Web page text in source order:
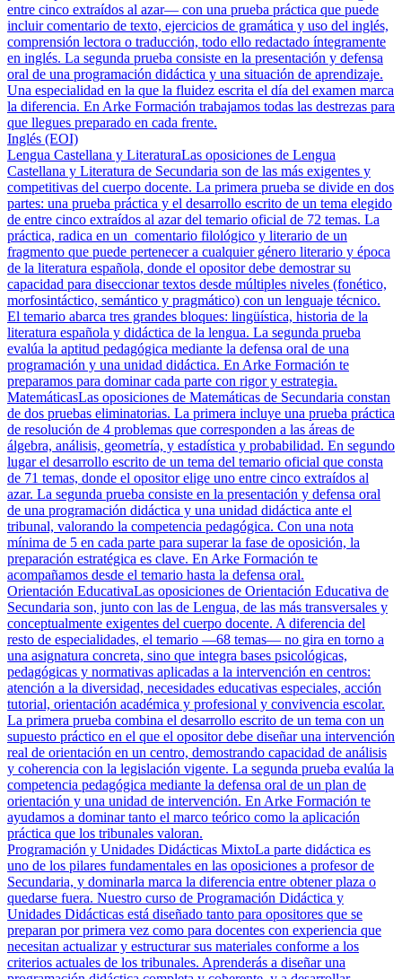
entre cinco extraídos al azar— con una prueba práctica que puede
incluir comentario de texto, ejercicios de gramática y uso del inglés,
comprensión lectora o traducción, todo ello redactado íntegramente
en inglés. La segunda prueba consiste en la presentación y defensa
oral de una programación didáctica y una situación de aprendizaje.
Una especialidad en la que la fluidez escrita el día del examen marca
la diferencia. En Arke Formación trabajamos todas las destrezas para
que llegues preparado en cada frente.
Inglés (EOI)
Lengua Castellana y LiteraturaLas oposiciones de Lengua
Castellana y Literatura de Secundaria son de las más exigentes y
competitivas del cuerpo docente. La primera prueba se divide en dos
partes: una prueba práctica y el desarrollo escrito de un tema elegido
de entre cinco extraídos al azar del temario oficial de 72 temas. La
práctica, radica en un comentario filológico y literario de un
fragmento que puede pertenecer a cualquier género literario y época
de la literatura española, donde el opositor debe demostrar su
capacidad para diseccionar textos desde múltiples niveles (fonético,
morfosintáctico, semántico y pragmático) con un lenguaje técnico.
El temario abarca tres grandes bloques: lingüística, historia de la
literatura española y didáctica de la lengua. La segunda prueba
evalúa la aptitud pedagógica mediante la defensa oral de una
programación y una unidad didáctica. En Arke Formación te
preparamos para dominar cada parte con rigor y estrategia.
MatemáticasLas oposiciones de Matemáticas de Secundaria constan
de dos pruebas eliminatorias. La primera incluye una prueba práctica
de resolución de 4 problemas que corresponden a las áreas de
álgebra, análisis, geometría, y estadística y probabilidad. En segundo
lugar el desarrollo escrito de un tema del temario oficial que consta
de 71 temas, donde el opositor elige uno entre cinco extraídos al
azar. La segunda prueba consiste en la presentación y defensa oral
de una programación didáctica y una unidad didáctica ante el
tribunal, valorando la competencia pedagógica. Con una nota
mínima de 5 en cada parte para superar la fase de oposición, la
preparación estratégica es clave. En Arke Formación te
acompañamos desde el temario hasta la defensa oral.
Orientación EducativaLas oposiciones de Orientación Educativa de
Secundaria son, junto con las de Lengua, de las más transversales y
conceptualmente exigentes del cuerpo docente. A diferencia del
resto de especialidades, el temario —68 temas— no gira en torno a
una asignatura concreta, sino que integra bases psicológicas,
pedagógicas y normativas aplicadas a la intervención en centros:
atención a la diversidad, necesidades educativas especiales, acción
tutorial, orientación académica y profesional y convivencia escolar.
La primera prueba combina el desarrollo escrito de un tema con un
supuesto práctico en el que el opositor debe diseñar una intervención
real de orientación en un centro, demostrando capacidad de análisis
y coherencia con la legislación vigente. La segunda prueba evalúa la
competencia pedagógica mediante la defensa oral de un plan de
orientación y una unidad de intervención. En Arke Formación te
ayudamos a dominar tanto el marco teórico como la aplicación
práctica que los tribunales valoran.
Programación y Unidades Didácticas MixtoLa parte didáctica es
uno de los pilares fundamentales en las oposiciones a profesor de
Secundaria, y dominarla marca la diferencia entre obtener plaza o
quedarse fuera. Nuestro curso de Programación Didáctica y
Unidades Didácticas está diseñado tanto para opositores que se
preparan por primera vez como para docentes con experiencia que
necesitan actualizar y estructurar sus materiales conforme a los
criterios actuales de los tribunales. Aprenderás a diseñar una